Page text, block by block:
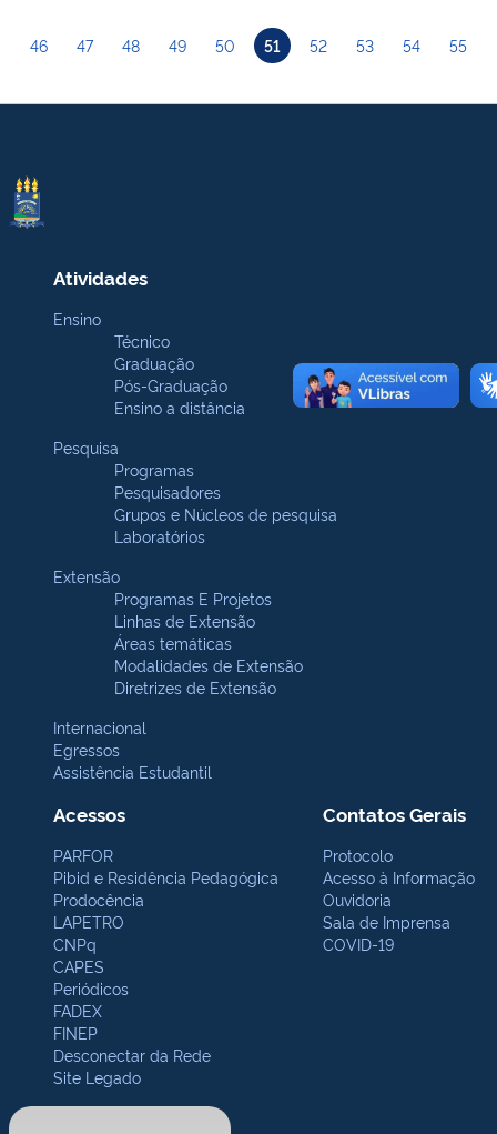
46 47 48 49 50 51 52 53 54 55
Atividades
Ensino
Técnico
Graduação
Pós-Graduação
Ensino a distância
Pesquisa
Programas
Pesquisadores
Grupos e Núcleos de pesquisa
Laboratórios
Extensão
Programas E Projetos
Linhas de Extensão
Áreas temáticas
Modalidades de Extensão
Diretrizes de Extensão
Internacional
Egressos
Assistência Estudantil
Acessos
PARFOR
Pibid e Residência Pedagógica
Prodocência
LAPETRO
CNPq
CAPES
Periódicos
FADEX
FINEP
Desconectar da Rede
Site Legado
Contatos Gerais
Protocolo
Acesso à Informação
Ouvidoria
Sala de Imprensa
COVID-19